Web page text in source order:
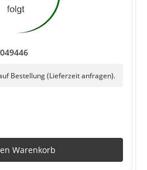
Bestellung (Lieferzeit anfragen).
Warenkorb